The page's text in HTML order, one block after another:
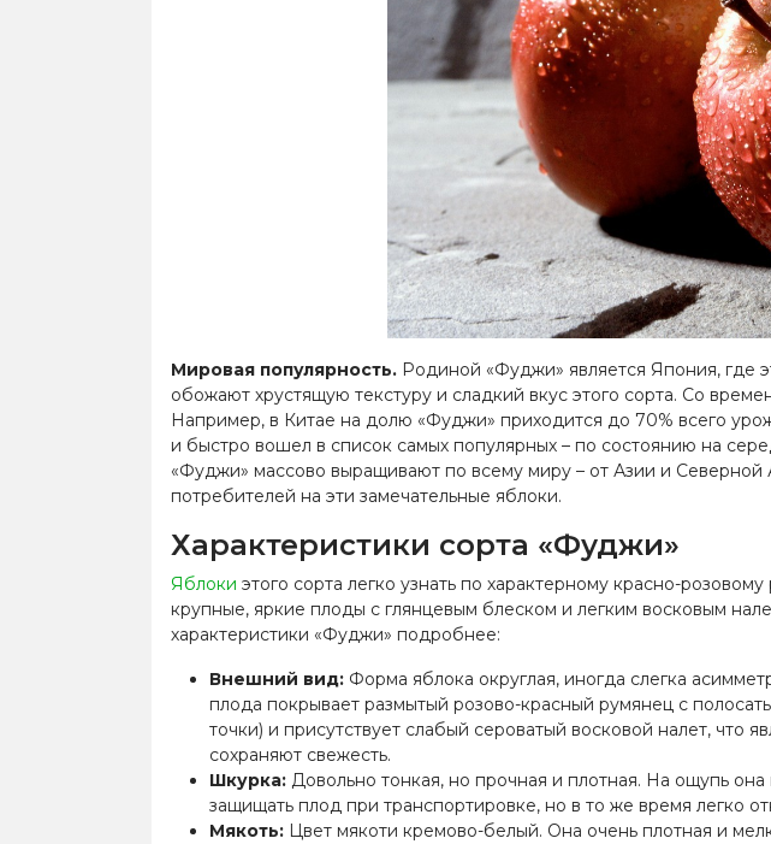
Мировая популярность. Родиной «Фуджи» является Япония, где
обожают хрустящую текстуру и сладкий вкус этого сорта. Со
Например, в Китае на долю «Фуджи» приходится до 70% всего
и быстро вошел в список самых популярных – по состоянию на
«Фуджи» массово выращивают по всему миру – от Азии и
потребителей на эти замечательные яблоки.
Характеристики сорта «Фуджи»
Яблоки этого сорта легко узнать по характерному красно-
крупные, яркие плоды с глянцевым блеском и легким восковым
характеристики «Фуджи» подробнее:
Внешний вид: Форма яблока округлая, иногда слегка
плода покрывает размытый розово-красный румянец с
точки) и присутствует слабый сероватый восковой налет, что
сохраняют свежесть.
Шкурка: Довольно тонкая, но прочная и плотная. На ощупь
защищать плод при транспортировке, но в то же время легко
Мякоть: Цвет мякоти кремово-белый. Она очень плотная и